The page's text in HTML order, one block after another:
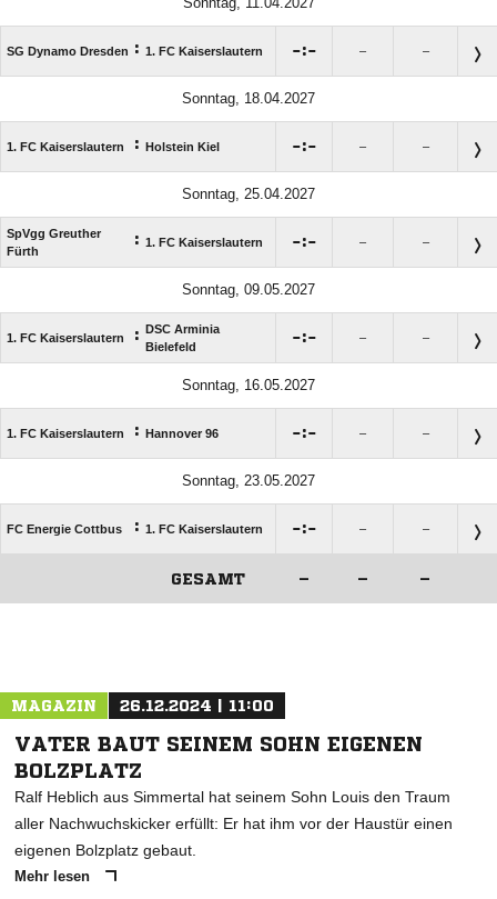
SG Dynamo Dresden : 1. FC Kaiserslautern : – –
Sonntag, 18.04.2027
1. FC Kaiserslautern : Holstein Kiel : – –
Sonntag, 25.04.2027
SpVgg Greuther
Fürth
: 1. FC Kaiserslautern : – –
Sonntag, 09.05.2027
1. FC Kaiserslautern : DSC Arminia
Bielefeld
: – –
Sonntag, 16.05.2027
1. FC Kaiserslautern : Hannover 96 : – –
Sonntag, 23.05.2027
FC Energie Cottbus : 1. FC Kaiserslautern : – –
GESAMT – – –
MAGAZIN 26.12.2024 | 11:00
VATER BAUT SEINEM SOHN EIGENEN
BOLZPLATZ
Ralf Heblich aus Simmertal hat seinem Sohn Louis den Traum
aller Nachwuchskicker erfüllt: Er hat ihm vor der Haustür einen
eigenen Bolzplatz gebaut.
Mehr lesen